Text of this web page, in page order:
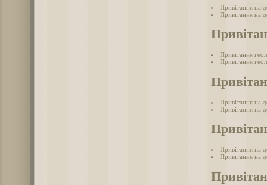
Привітання на
Привітання на
Привітання
Привітання
Привітання на
Привітання на
Привітання на
Привітання на